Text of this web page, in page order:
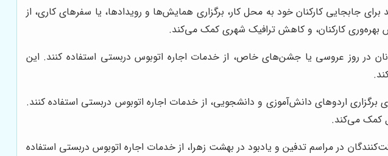
جابجایی کارکنان خود به محل کار، برگزاری همایش‌ها و رویدادها، یا سفرهای کاری، از
بهره‌وری کارکنان، و کاهش ترافیک شهری کمک می‌کند.
در روز عروسی یا جشن‌های خاص، از خدمات اجاره اتوبوس دربستی استفاده کنند. این
برگزاری اردوهای دانش‌آموزی و دانشجویی، از خدمات اجاره اتوبوس دربستی استفاده کنند.
کمک می‌کند.
در مراسم تدفین و یادبود در بهشت زهرا، از خدمات اجاره اتوبوس دربستی استفاده